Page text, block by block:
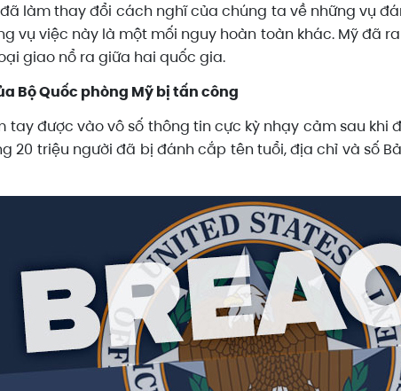
làm thay đổi cách nghĩ của chúng ta về những vụ
vụ việc này là một mối nguy hoàn toàn khác. Mỹ đã
giao nổ ra giữa hai quốc gia.
Bộ Quốc phòng Mỹ bị tấn công
được vào vô số thông tin cực kỳ nhạy cảm sau khi
20 triệu người đã bị đánh cắp tên tuổi, địa chỉ và số